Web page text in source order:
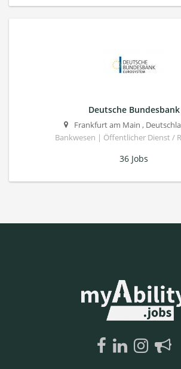
Deutsche Bundesbank
Frankfurt am Main ,
Bankwesen | Öffentlicher Dienst /
36 Jobs